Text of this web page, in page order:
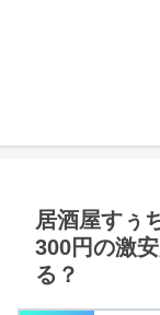
居酒屋すぅ
300円の激
る？